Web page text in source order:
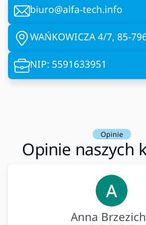
biuro@alfa-tech.info
WAŃKOWICZA 4/7, 85-
NIP: 5591633951
Opinie
Opinie naszych
Anna